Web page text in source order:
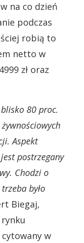
na co dzień
podczas
robią to
netto w
zł oraz
80 proc.
Aspekt
postrzegany
Chodzi o
było
Biegaj,
w